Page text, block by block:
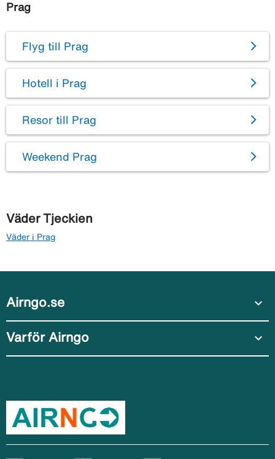
Prag
Flyg till Prag
Hotell i Prag
Resor till Prag
Weekend Prag
Väder Tjeckien
Väder i Prag
Airngo.se expand_more
Varför Airngo expand_more